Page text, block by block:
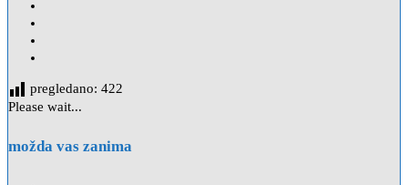
pregledano: 422
Please wait...
možda vas zanima